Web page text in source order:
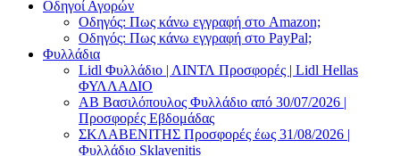
Οδηγοί Αγορών
Οδηγός: Πως κάνω εγγραφή στο Amazon;
Οδηγός: Πως κάνω εγγραφή στο PayPal;
Φυλλάδια
Lidl Φυλλάδιο | ΛΙΝΤΛ Προσφορές | Lidl Hellas
ΦΥΛΛΑΔΙΟ
AB Βασιλόπουλος Φυλλάδιο από 30/07/2026 |
Προσφορές Εβδομάδας
ΣΚΛΑΒΕΝΙΤΗΣ Προσφορές έως 31/08/2026 |
Φυλλάδιο Sklavenitis